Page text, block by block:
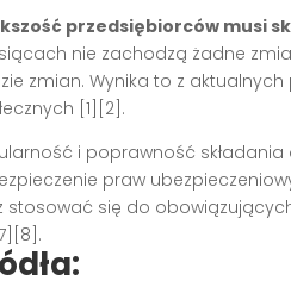
przedsiębiorców musi
nie zachodzą żadne
zmian. Wynika to z
[1][2] .
i poprawność składania
praw
stosować się do
.